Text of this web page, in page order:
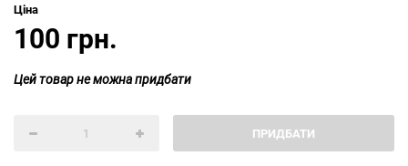
Ціна
100 грн.
Цей товар не можна придбати
ПРИДБАТИ